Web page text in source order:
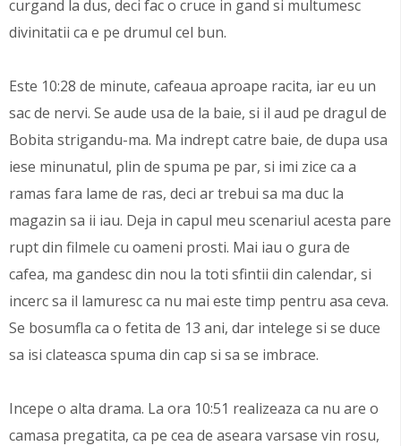
curgand la dus, deci fac o cruce in gand si multumesc
divinitatii ca e pe drumul cel bun.
Este 10:28 de minute, cafeaua aproape racita, iar eu un
sac de nervi. Se aude usa de la baie, si il aud pe dragul de
Bobita strigandu-ma. Ma indrept catre baie, de dupa usa
iese minunatul, plin de spuma pe par, si imi zice ca a
ramas fara lame de ras, deci ar trebui sa ma duc la
magazin sa ii iau. Deja in capul meu scenariul acesta pare
rupt din filmele cu oameni prosti. Mai iau o gura de
cafea, ma gandesc din nou la toti sfintii din calendar, si
incerc sa il lamuresc ca nu mai este timp pentru asa ceva.
Se bosumfla ca o fetita de 13 ani, dar intelege si se duce
sa isi clateasca spuma din cap si sa se imbrace.
Incepe o alta drama. La ora 10:51 realizeaza ca nu are o
camasa pregatita, ca pe cea de aseara varsase vin rosu,